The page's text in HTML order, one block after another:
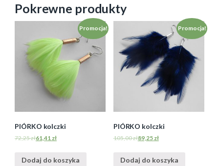
Pokrewne produkty
Promocja!
PIÓRKO kolczki
72,25zł61,41 zł
Dodaj do koszyka
Promocja!
PIÓRKO kolczki
105,00zł89,25 zł
Dodaj do koszyka